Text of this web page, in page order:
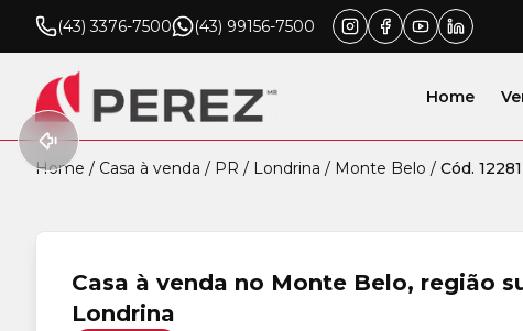
(43) 3376-7500 (43) 99156-7500
Home
Home / Casa à venda / PR / Londrina / Monte Belo / Cód. 12281
Casa à venda no Monte Belo, região
Londrina